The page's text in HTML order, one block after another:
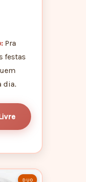
Pra
festas
dia.
DUO